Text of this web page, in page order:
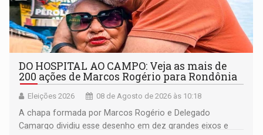
DO HOSPITAL AO CAMPO: Veja as mais de
200 ações de Marcos Rogério para Rondônia
Eleições 2026 08 de Agosto de 2026 às 10:18
A chapa formada por Marcos Rogério e Delegado
Camargo dividiu esse desenho em dez grandes eixos e